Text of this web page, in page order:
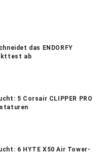
das ENDORFY
ab
5 Corsair CLIPPER PRO
6 HYTE X50 Air Tower-